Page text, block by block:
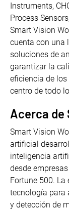
Instruments,
Process
Smart Vision
cuenta con una
soluciones de
garantizar la
eficiencia de los
centro de todo
Acerca de
Smart Vision
artificial
inteligencia
desde
Fortune 500. La
tecnología para
y detección de